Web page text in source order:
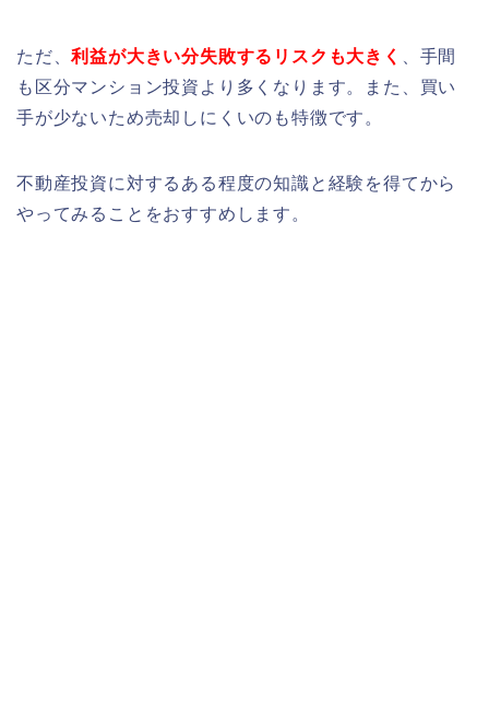
ただ、利益が大きい分失敗するリスクも大きく
、手間
も区分マンション投資より多くなります。また、買い
手が少ないため売却しにくいのも特徴です。
不動産投資に対するある程度の知識と経験を得てから
やってみることをおすすめします。